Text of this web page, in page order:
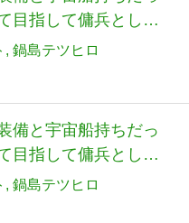
目指して傭兵として
(MFC)
鍋島テツヒロ
備と宇宙船持ちだっ
目指して傭兵として
(MFC)
鍋島テツヒロ